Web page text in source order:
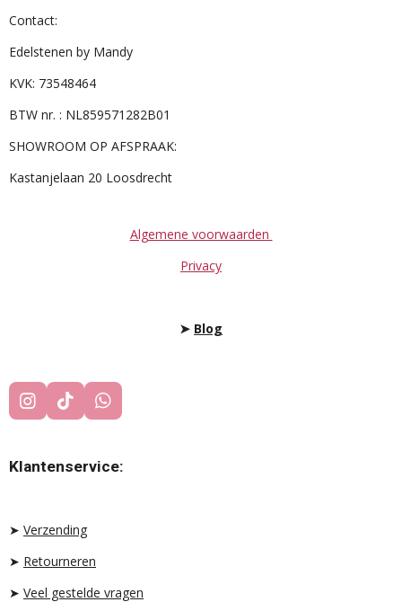
Contact:
Edelstenen by Mandy
KVK: 73548464
BTW nr. : NL859571282B01
SHOWROOM OP AFSPRAAK:
Kastanjelaan 20 Loosdrecht
Algemene voorwaarden
Privacy
➤ Blog
I
N
T
A
A
T
I
T
O
W
H
T
S
Klantenservice:
➤ Verzending
➤ Retourneren
➤ Veel gestelde vragen